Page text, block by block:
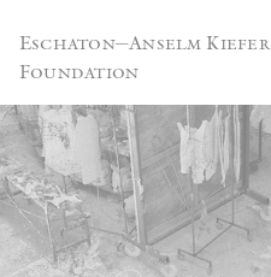
Eschaton—Anselm Kiefer
Foundation